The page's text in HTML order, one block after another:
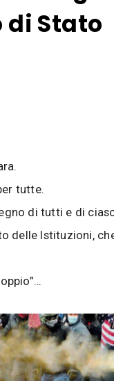
di Stato
tutte.
di tutti e di
Istituzioni,